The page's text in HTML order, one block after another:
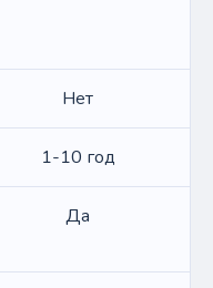
Нет
1-10 год
Да